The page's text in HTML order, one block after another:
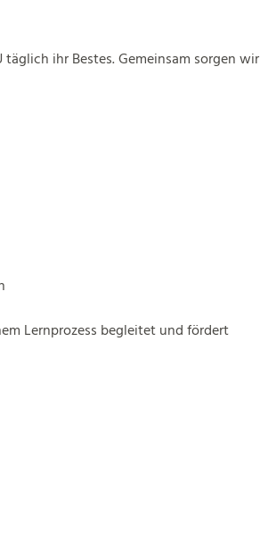
ihr Bestes. Gemeinsam sorgen wir
Lernprozess begleitet und fördert